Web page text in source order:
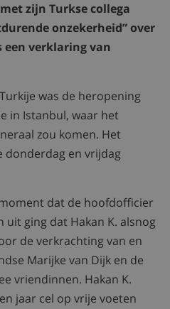
zijn Turkse collega
onzekerheid” over
een verklaring van
was de heropening
in Istanbul, waar het
zou komen. Het
donderdag en vrijdag
dat de hoofdofficier
uit ging dat Hakan K. alsnog
de verkrachting van en
Marijke van Dijk en de
vriendinnen. Hakan K.
jaar cel op vrije voeten